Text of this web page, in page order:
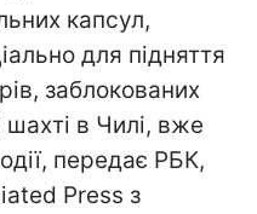
капсул,
для підняття
заблокованих
шахті в Чилі, вже
передає РБК,
Press з